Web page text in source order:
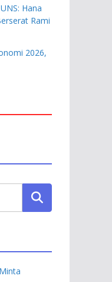
Hana
Rami
2026,